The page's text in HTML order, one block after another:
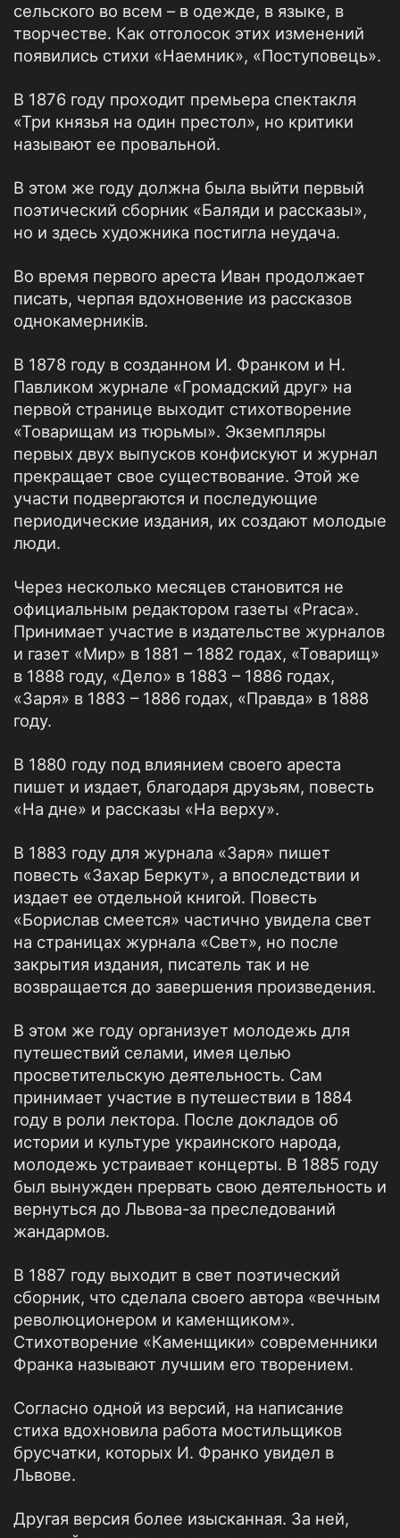
сельского во всем – в одежде, в языке, в
творчестве. Как отголосок этих изменений
появились стихи «Наемник», «Поступовець».
В 1876 году проходит премьера спектакля
«Три князья на один престол», но критики
называют ее провальной.
В этом же году должна была выйти первый
поэтический сборник «Баляди и рассказы»,
но и здесь художника постигла неудача.
Во время первого ареста Иван продолжает
писать, черпая вдохновение из рассказов
однокамерників.
В 1878 году в созданном И. Франком и Н.
Павликом журнале «Громадский друг» на
первой странице выходит стихотворение
«Товарищам из тюрьмы». Экземпляры
первых двух выпусков конфискуют и журнал
прекращает свое существование. Этой же
участи подвергаются и последующие
периодические издания, их создают молодые
люди.
Через несколько месяцев становится не
официальным редактором газеты «Praca».
Принимает участие в издательстве журналов
и газет «Мир» в 1881 – 1882 годах, «Товарищ»
в 1888 году, «Дело» в 1883 – 1886 годах,
«Заря» в 1883 – 1886 годах, «Правда» в 1888
году.
В 1880 году под влиянием своего ареста
пишет и издает, благодаря друзьям, повесть
«На дне» и рассказы «На верху».
В 1883 году для журнала «Заря» пишет
повесть «Захар Беркут», а впоследствии и
издает ее отдельной книгой. Повесть
«Борислав смеется» частично увидела свет
на страницах журнала «Свет», но после
закрытия издания, писатель так и не
возвращается до завершения произведения.
В этом же году организует молодежь для
путешествий селами, имея целью
просветительскую деятельность. Сам
принимает участие в путешествии в 1884
году в роли лектора. После докладов об
истории и культуре украинского народа,
молодежь устраивает концерты. В 1885 году
был вынужден прервать свою деятельность и
вернуться до Львова-за преследований
жандармов.
В 1887 году выходит в свет поэтический
сборник, что сделала своего автора «вечным
революционером и каменщиком».
Стихотворение «Каменщики» современники
Франка называют лучшим его творением.
Согласно одной из версий, на написание
стиха вдохновила работа мостильщиков
брусчатки, которых И. Франко увидел в
Львове.
Другая версия более изысканная. За ней,